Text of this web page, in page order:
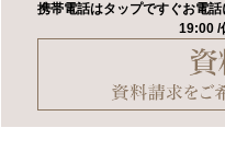
携帯電話はタップですぐお電
19:00 /